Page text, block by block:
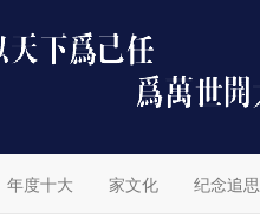
年度十大 家文化 纪念追思